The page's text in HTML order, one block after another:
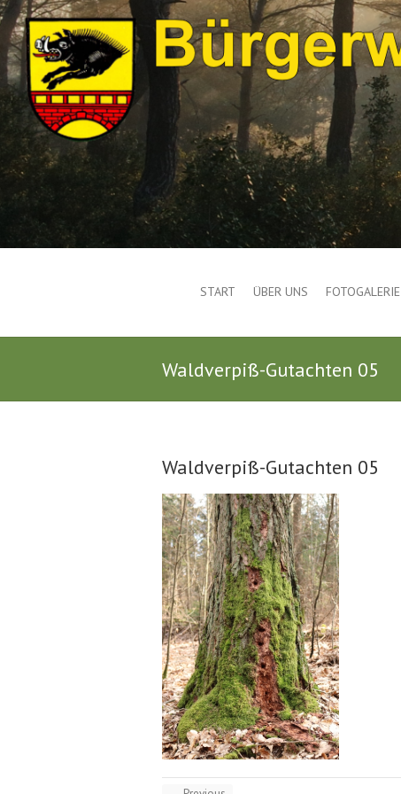
START ÜBER UNS FOTOGALERIE
Waldverpiß-Gutachten 05
Waldverpiß-Gutachten 05